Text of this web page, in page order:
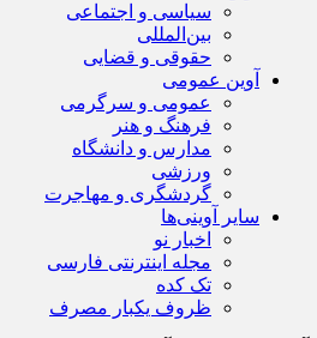
سیاسی و اجتماعی
بین‌المللی
حقوقی و قضایی
آوین عمومی
عمومی و سرگرمی
فرهنگ و هنر
مدارس و دانشگاه
ورزشی
گردشگری و مهاجرت
سایر آوینی‌ها
اخبار نو
مجله اینترنتی فارسی
تک کده
ظروف یکبار مصرف